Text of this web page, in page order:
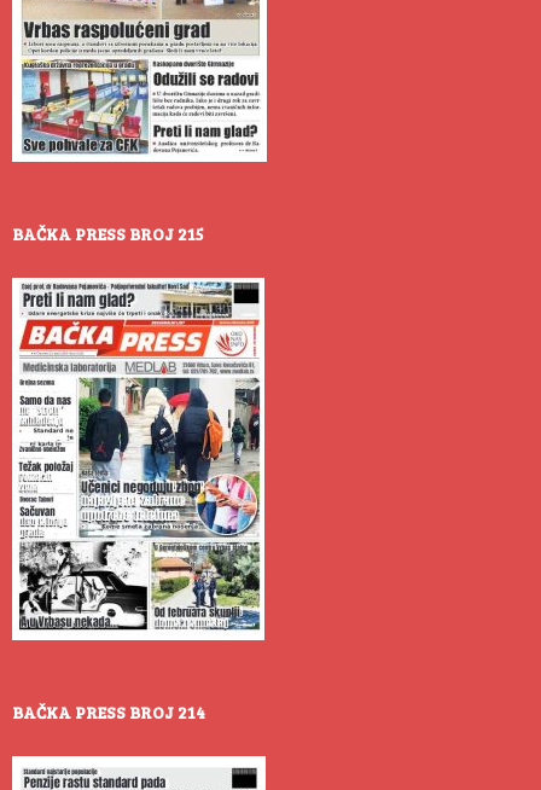
BAČKA PRESS BROJ 215
BAČKA PRESS BROJ 214